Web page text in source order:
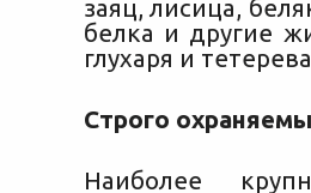
заяц, лисица,
белка и другие
глухаря и
Строго
Наиболее